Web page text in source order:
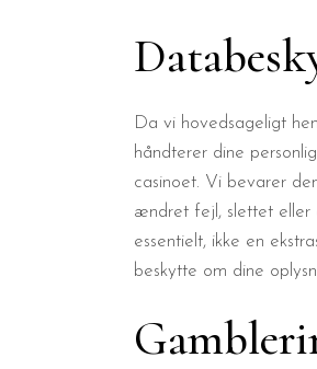
Da vi hovedsageligt
håndterer dine
casinoet. Vi bevarer
ændret fejl, slettet eller
essentielt, ikke en
beskytte om dine